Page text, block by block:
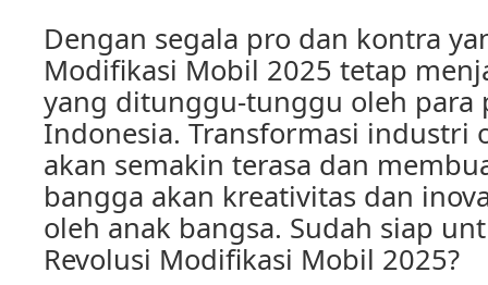
Dengan segala pro dan kontra
Modifikasi Mobil 2025 tetap
yang ditunggu-tunggu oleh para
Indonesia. Transformasi industri
akan semakin terasa dan
bangga akan kreativitas dan
oleh anak bangsa. Sudah siap
Revolusi Modifikasi Mobil 2025?